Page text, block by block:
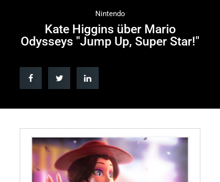
Nintendo
Kate Higgins über Mario
Odysseys "Jump Up, Super Star!"